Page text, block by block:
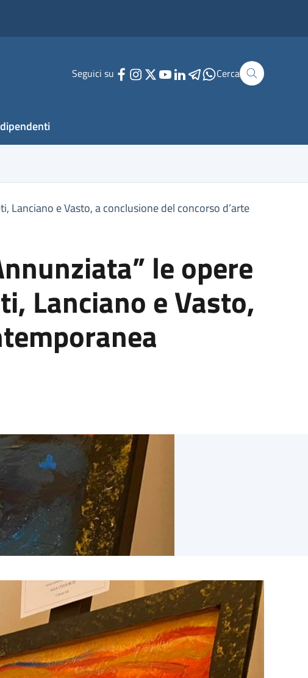
Seguici su Cerca
Lanciano e Vasto, a conclusione del concorso d’arte
le opere
Lanciano e Vasto,